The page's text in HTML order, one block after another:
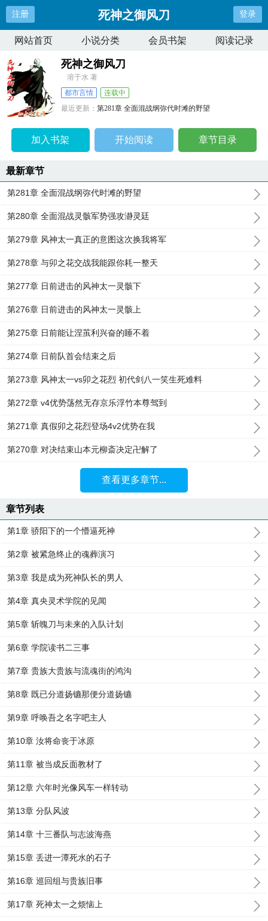
注册 死神之御风刀 登录
网站首页 小说分类 会员书架 阅读记录
死神之御风刀
溶于水 著
都市言情
连载中
最近更新：第281章 全面混战纲弥代时滩的野望
加入书架 开始阅读 章节目录
最新章节
第281章 全面混战纲弥代时滩的野望
第280章 全面混战灵骸军势强攻瀞灵廷
第279章 风神太一真正的意图这次换我将军
第278章 与卯之花交战我能跟你耗一整天
第277章 日前进击的风神太一灵骸下
第276章 日前进击的风神太一灵骸上
第275章 日前能让涅茧利兴奋的睡不着
第274章 日前队首会结束之后
第273章 风神太一vs卯之花烈 初代剑八一笑生死难料
第272章 v4优势荡然无存京乐浮竹本尊驾到
第271章 真假卯之花烈登场4v2优势在我
第270章 对决结束山本元柳斎决定卍解了
查看更多章节...
章节列表
第1章 骄阳下的一个懵逼死神
第2章 被紧急终止的魂葬演习
第3章 我是成为死神队长的男人
第4章 真央灵术学院的见闻
第5章 斩魄刀与未来的入队计划
第6章 学院读书二三事
第7章 贵族大贵族与流魂街的鸿沟
第8章 既已分道扬镳那便分道扬镳
第9章 呼唤吾之名字吧主人
第10章 汝将命丧于冰原
第11章 被当成反面教材了
第12章 六年时光像风车一样转动
第13章 分队风波
第14章 十三番队与志波海燕
第15章 丢进一潭死水的石子
第16章 巡回组与贵族旧事
第17章 死神太一之烦恼上